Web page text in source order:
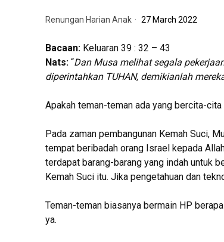
Renungan Harian Anak 27 March 2022
Bacaan:Keluaran 39 : 32 – 43
Nats:“Dan Musa melihat segala
diperintahkan TUHAN, demikianlah
Apakah teman-teman ada yang bercita-
Pada zaman pembangunan Kemah Suci,
tempat beribadah orang Israel kepada
terdapat barang-barang yang indah untuk
Kemah Suci itu. Jika pengetahuan dan
Teman-teman biasanya bermain HP
ya.